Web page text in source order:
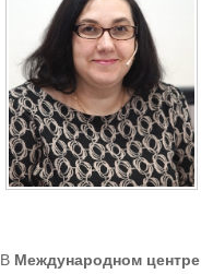
В Международном